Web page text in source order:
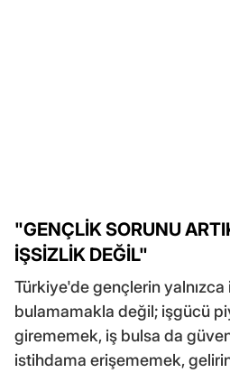
"GENÇLİK SORUNU
İŞSİZLİK DEĞİL"
Türkiye'de gençlerin yalnızca
bulamamakla değil; işgücü
girememek, iş bulsa da
istihdama erişememek,